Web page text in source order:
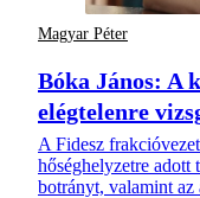
Magyar Péter
Bóka János: A
elégtelenre
A Fidesz
hőséghelyzetre adott
botrányt, valamint az